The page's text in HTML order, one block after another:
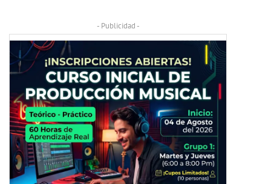
- Publicidad -